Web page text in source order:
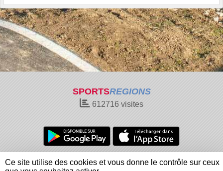
SPORTSREGIONS
612716 visites
Charte cookies
Gestion des cookies
Ce site utilise des cookies et vous donne le contrôle sur ceux